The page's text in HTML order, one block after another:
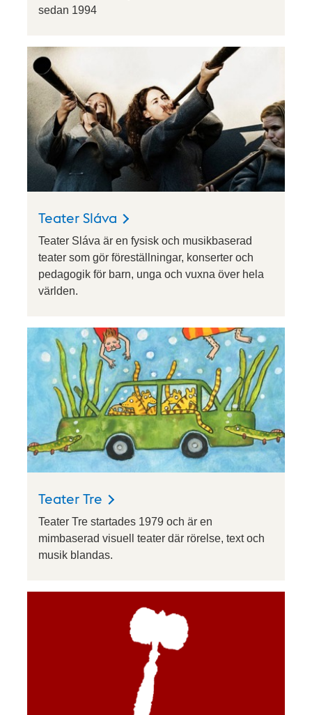
sedan 1994
Teater Sláva
Teater Sláva är en fysisk och musikbaserad
teater som gör föreställningar, konserter och
pedagogik för barn, unga och vuxna över hela
världen.
Teater Tre
Teater Tre startades 1979 och är en
mimbaserad visuell teater där rörelse, text och
musik blandas.